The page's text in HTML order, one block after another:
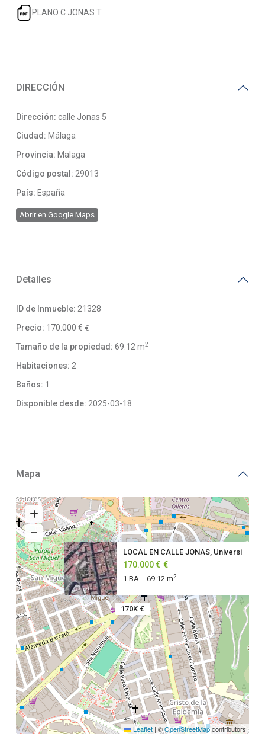
PLANO C.JONAS T.
DIRECCIÓN
Dirección: calle Jonas 5
Ciudad: Málaga
Provincia: Malaga
Código postal: 29013
País: España
Abrir en Google Maps
Detalles
ID de Inmueble: 21328
Precio: 170.000 € €
Tamaño de la propiedad: 69.12 m2
Habitaciones: 2
Baños: 1
Disponible desde: 2025-03-18
Mapa
170K €
LOCAL EN CALLE JONAS, Universi
170.000 € €
1 BA 69.12 m2
Leaflet | ©OpenStreetMapcontributors